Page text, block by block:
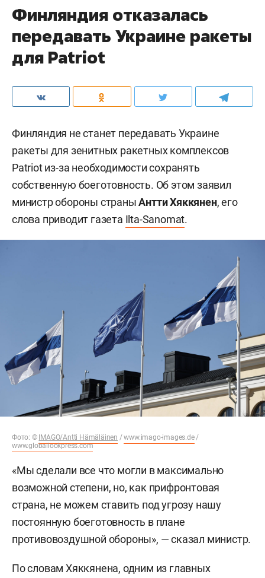
Финляндия отказалась
передавать Украине ракеты
для Patriot
Финляндия не станет передавать Украине
ракеты для зенитных ракетных комплексов
Patriot из-за необходимости сохранять
собственную боеготовность. Об этом заявил
министр обороны страныАнтти Хяккянен, его
слова приводит газета Ilta-Sanomat.
Фото: © IMAGO/Antti Hämäläinen /www.imago-images.de/
www.globallookpress.com
«Мы сделали все что могли в максимально
возможной степени, но, как прифронтовая
страна, не можем ставить под угрозу нашу
постоянную боеготовность в плане
противовоздушной обороны», — сказал министр.
По словам Хяккянена, одним из главных